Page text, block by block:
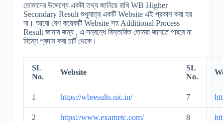
তোমাদের উদ্দেশ্যে একটা তথ্য জানিয়ে রাখি WB Higher
Secondary Result শুধুমাত্র একটি Website এই প্রকাশ করা হয়
না। আরো বেশ কয়েকটি Website সহ Additional Process
Result জানার জন্য , এ সম্বন্ধে বিস্তারিত তোমরা জানতে পারবে না
নিম্নে প্রদান করা চার্ট থেকে।
SL
No.
Website
SL
No.
1 https://wbresults.nic.in/ 7
2 https://www.exametc.com/ 8